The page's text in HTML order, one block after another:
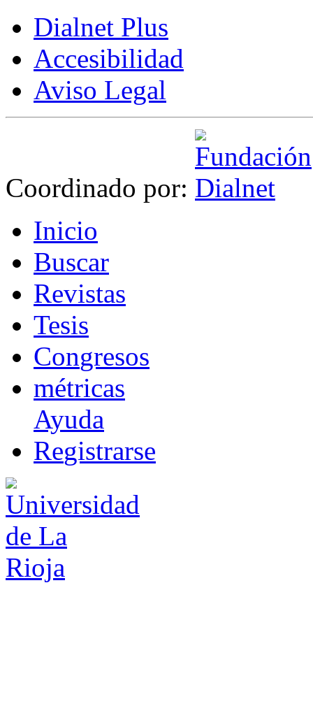
Dialnet Plus
Accesibilidad
Aviso Legal
Coordinado por:
Inicio
Buscar
Revistas
Tesis
Congresos
métricas
Ayuda
Registrarse